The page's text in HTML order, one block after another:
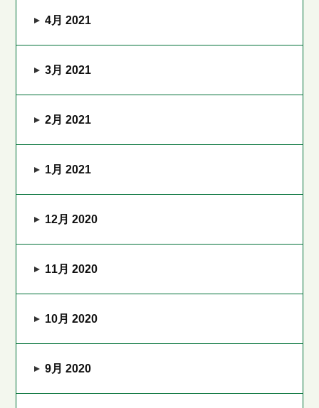
4月 2021
3月 2021
2月 2021
1月 2021
12月 2020
11月 2020
10月 2020
9月 2020